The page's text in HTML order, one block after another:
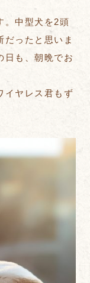
。中型犬を2頭
だったと思いま
日も、朝晩でお
イヤレス君もず